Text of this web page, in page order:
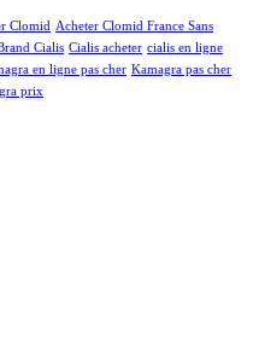
Clomid
Acheter Clomid France Sans
Cialis Cialis acheter cialis en ligne
en ligne pas cher Kamagra pas cher
prix